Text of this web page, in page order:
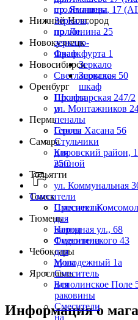
столешницы
Зеркала,
полки,
зеркало-
шкаф
Зеркало
Зеркало-
шкаф
Шкафы
и
пеналы
Столы
Стульчики
для
ванной
Смесители
Смесители
для
ванны
Смесители
для
душа
Смеситель
для
раковины
Смесители
на
пр. Ямашева, 17
Нижний Новгород
пр. Ленина 25
Новокузнецк
Франкфурта 1
Новосибирск
Светлановская 50
Оренбург
Пролетарская 247/2
ул. Монтажников
Пермь
Героев Хасана 56
Самара
Кировский район,
25С
Тольятти
ул. Коммунальная
Томск
Проспект
Тюмень
Народная ул., 68
Федюнинского 43
Чебоксары
Молодежный 1а
Ярославль
Всполинское Поле
Информация о